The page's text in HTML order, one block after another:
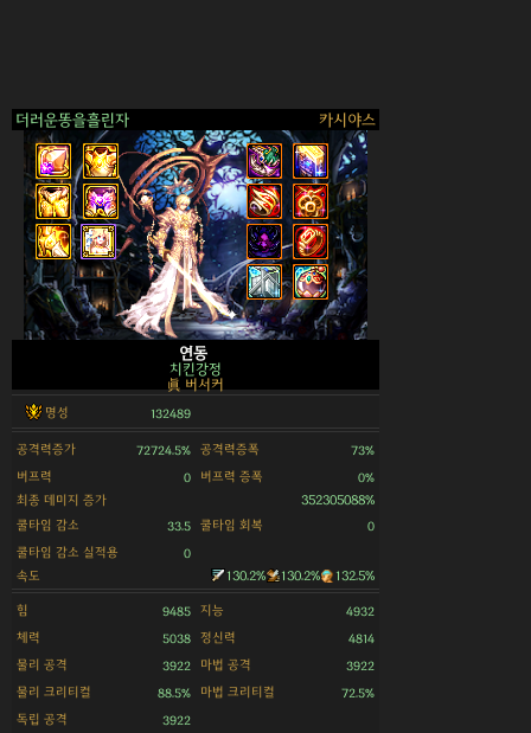
더러운똥을흘린자 카시야스
>
연동
치킨강정
眞 버서커
명성 132489
공격력증가 72724.5% 공격력증폭 73%
버프력 0 버프력 증폭 0%
최종 데미지 증가
352305088%
쿨타임 감소
33.5 쿨타임 회복 0
쿨타임 감소 실적용 0
속도 130.2% 130.2% 132.5%
힘 9485 지능 4932
체력 5038 정신력 4814
물리 공격 3922 마법 공격 3922
물리 크리티컬 88.5% 마법 크리티컬 72.5%
독립 공격 3922